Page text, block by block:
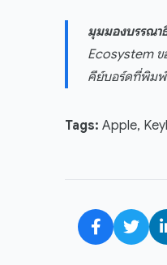
มุมมองบรรณา
Ecosystem ข
คีย์บอร์ดที่พิมพ์
Tags: Apple,